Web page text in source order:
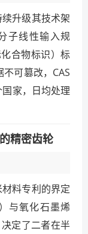
升级其技术架
子线性输入规
合物标识）标
可篡改，CAS
家，日均处理
精密齿轮
料专利的界定
与氧化石墨烯
决定了二者在半